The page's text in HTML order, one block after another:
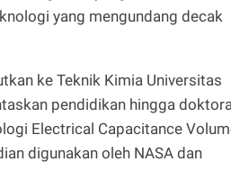
yang mengundang decak
ke Teknik Kimia Universitas
pendidikan hingga
Electrical Capacitance
digunakan oleh NASA dan